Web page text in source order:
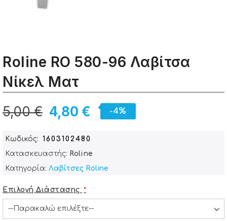
Roline RO 580-96 Λαβίτσα
Νίκελ Ματ
4,80 €
5,00 € -4%
Κωδικός
1603102480
Κατασκευαστής: Roline
Κατηγορία: Λαβίτσες Roline
Επιλογή Διάστασης